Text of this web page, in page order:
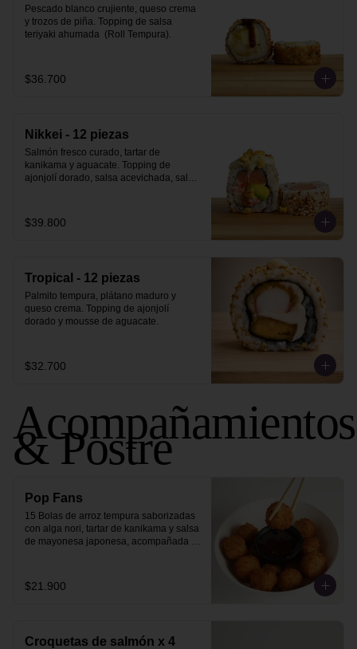
Pescado blanco crujiente, queso crema
y trozos de piña. Topping de salsa
teriyaki ahumada  (Roll Tempura).
$36.700
Nikkei - 12 piezas
Salmón fresco curado, tartar de
kanikama y aguacate. Topping de
ajonjolí dorado, salsa acevichada, salsa
$39.800
Tropical - 12 piezas
Palmito tempura, plátano maduro y
queso crema. Topping de ajonjolí
dorado y mousse de aguacate.
$32.700
Acompañamientos
& Postre
Pop Fans
15 Bolas de arroz tempura saborizadas
con alga nori, tartar de kanikama y salsa
de mayonesa japonesa, acompañada
$21.900
Croquetas de salmón x 4